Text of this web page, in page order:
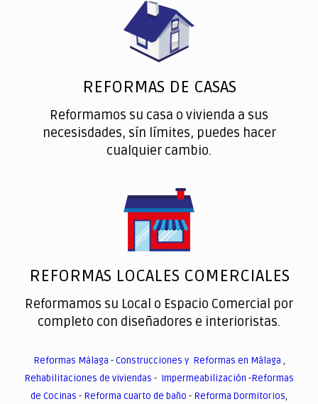
REFORMAS DE CASAS
Reformamos su casa o vivienda a sus
necesisdades, sín límites, puedes hacer
cualquier cambio.
REFORMAS LOCALES COMERCIALES
Reformamos su Local o Espacio Comercial por
completo con diseñadores e interioristas.
Reformas Málaga -Construcciones y Reformas en Málaga ,
Rehabilitaciones de viviendas - Impermeabilización -Reformas
de Cocinas - Reforma cuarto de baño - Reforma Dormitorios,